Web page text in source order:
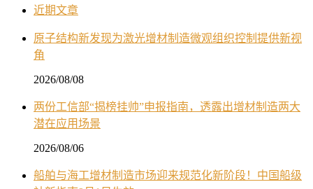
近期文章
原子结构新发现为激光增材制造微观组织控制提供新视
角
2026/08/08
两份工信部“揭榜挂帅”申报指南，透露出增材制造两大
潜在应用场景
2026/08/06
船舶与海工增材制造市场迎来规范化新阶段！中国船级